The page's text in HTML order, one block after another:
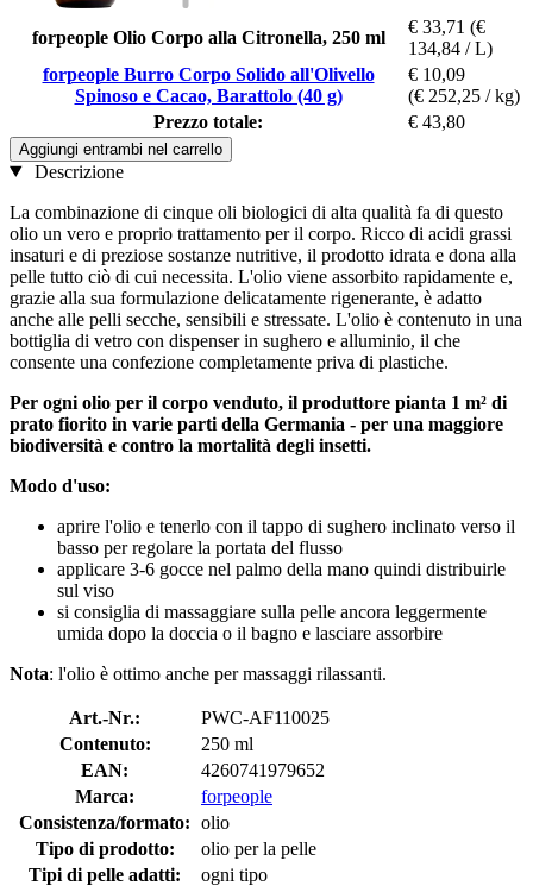
forpeople Olio Corpo alla Citronella, 250 ml
€ 33,71 (€
134,84 / L)
forpeople Burro Corpo Solido all'Olivello
Spinoso e Cacao, Barattolo (40 g)
€ 10,09
(€ 252,25 / kg)
Prezzo totale:
€ 43,80
Aggiungi entrambi nel carrello
Descrizione
La combinazione di cinque oli biologici di alta qualità fa di questo
olio un vero e proprio trattamento per il corpo. Ricco di acidi grassi
insaturi e di preziose sostanze nutritive, il prodotto idrata e dona alla
pelle tutto ciò di cui necessita. L'olio viene assorbito rapidamente e,
grazie alla sua formulazione delicatamente rigenerante, è adatto
anche alle pelli secche, sensibili e stressate. L'olio è contenuto in una
bottiglia di vetro con dispenser in sughero e alluminio, il che
consente una confezione completamente priva di plastiche.
Per ogni olio per il corpo venduto, il produttore pianta 1 m² di
prato fiorito in varie parti della Germania - per una maggiore
biodiversità e contro la mortalità degli insetti.
Modo d'uso:
aprire l'olio e tenerlo con il tappo di sughero inclinato verso il
basso per regolare la portata del flusso
applicare 3-6 gocce nel palmo della mano quindi distribuirle
sul viso
si consiglia di massaggiare sulla pelle ancora leggermente
umida dopo la doccia o il bagno e lasciare assorbire
Nota: l'olio è ottimo anche per massaggi rilassanti.
Art.-Nr.:
PWC-AF110025
Contenuto:
250 ml
EAN:
4260741979652
Marca:
forpeople
Consistenza/formato: olio
Tipo di prodotto:
olio per la pelle
Tipi di pelle adatti:
ogni tipo